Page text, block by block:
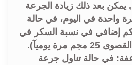
يمكن بعد ذلك زيادة الجرعة
مرة واحدة في اليوم، في حالة
إضافي في نسبة السكر في
مرة يوميآ).
في حالة تناول جرعة